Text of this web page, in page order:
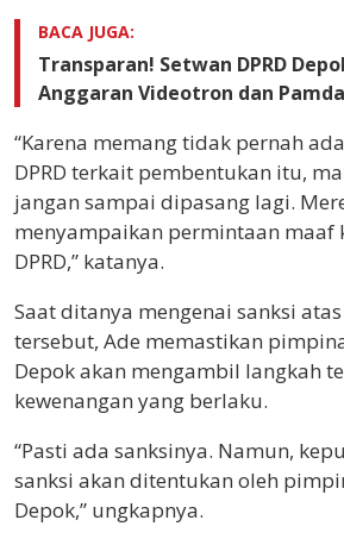
BACA JUGA:
Transparan! Setwan DPRD
Anggaran Videotron dan
“Karena memang tidak pernah
DPRD terkait pembentukan itu,
jangan sampai dipasang lagi.
menyampaikan permintaan maaf
DPRD,” katanya.
Saat ditanya mengenai sanksi
tersebut, Ade memastikan
Depok akan mengambil langkah
kewenangan yang berlaku.
“Pasti ada sanksinya. Namun,
sanksi akan ditentukan oleh
Depok,” ungkapnya.